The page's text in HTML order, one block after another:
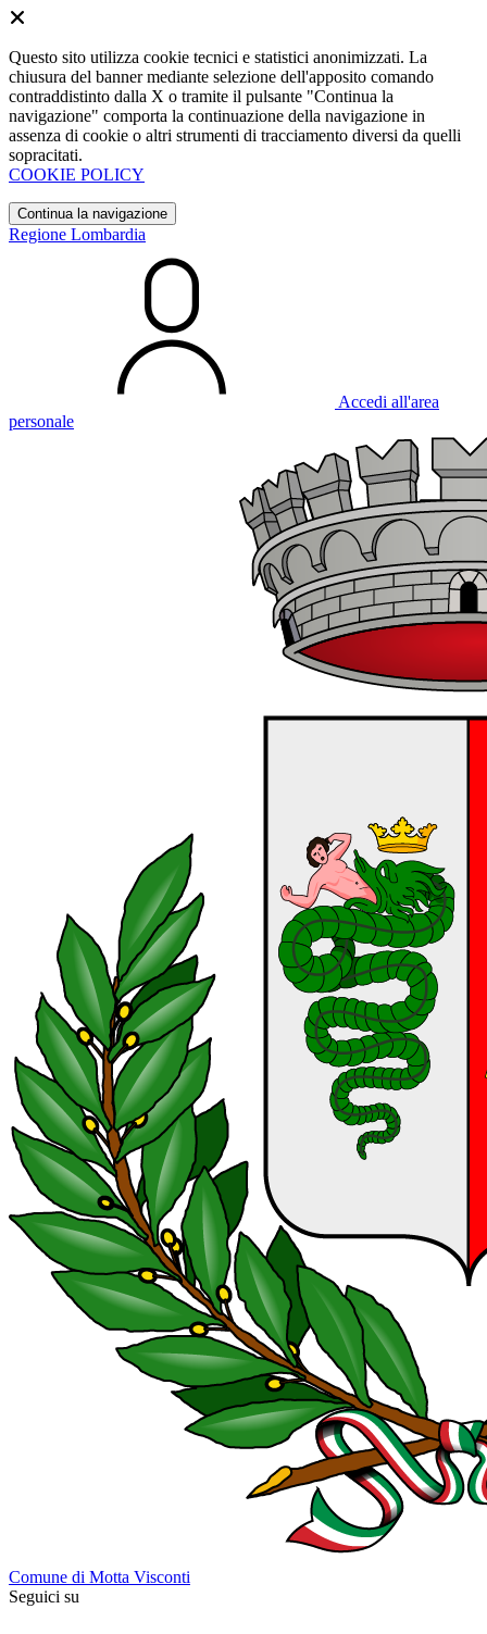
Questo sito utilizza cookie tecnici e statistici anonimizzati. La
chiusura del banner mediante selezione dell'apposito comando
contraddistinto dalla X o tramite il pulsante "Continua la
navigazione" comporta la continuazione della navigazione in
assenza di cookie o altri strumenti di tracciamento diversi da quelli
sopracitati.
COOKIE POLICY
Continua la navigazione
Regione Lombardia
Accedi all'area
personale
Comune di Motta Visconti
Seguici su